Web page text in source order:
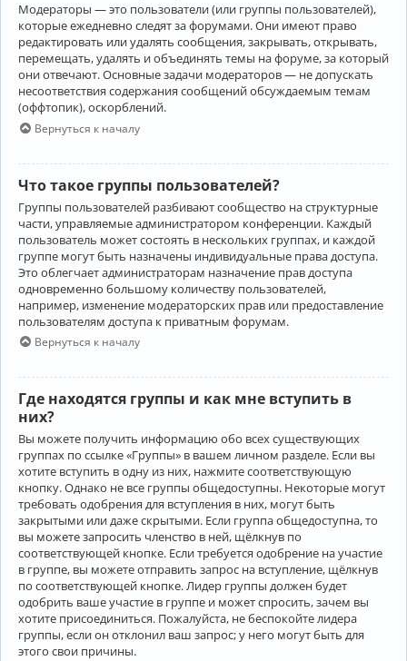
Модераторы — это пользователи (или группы пользователей),
которые ежедневно следят за форумами. Они имеют право
редактировать или удалять сообщения, закрывать, открывать,
перемещать, удалять и объединять темы на форуме, за который
они отвечают. Основные задачи модераторов — не допускать
несоответствия содержания сообщений обсуждаемым темам
(оффтопик), оскорблений.
Вернуться к началу
Что такое группы пользователей?
Группы пользователей разбивают сообщество на структурные
части, управляемые администратором конференции. Каждый
пользователь может состоять в нескольких группах, и каждой
группе могут быть назначены индивидуальные права доступа.
Это облегчает администраторам назначение прав доступа
одновременно большому количеству пользователей,
например, изменение модераторских прав или предоставление
пользователям доступа к приватным форумам.
Вернуться к началу
Где находятся группы и как мне вступить в
них?
Вы можете получить информацию обо всех существующих
группах по ссылке «Группы» в вашем личном разделе. Если вы
хотите вступить в одну из них, нажмите соответствующую
кнопку. Однако не все группы общедоступны. Некоторые могут
требовать одобрения для вступления в них, могут быть
закрытыми или даже скрытыми. Если группа общедоступна, то
вы можете запросить членство в ней, щёлкнув по
соответствующей кнопке. Если требуется одобрение на участие
в группе, вы можете отправить запрос на вступление, щёлкнув
по соответствующей кнопке. Лидер группы должен будет
одобрить ваше участие в группе и может спросить, зачем вы
хотите присоединиться. Пожалуйста, не беспокойте лидера
группы, если он отклонил ваш запрос; у него могут быть для
этого свои причины.